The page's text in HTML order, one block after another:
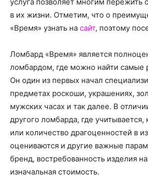
в их жизни. Отметим, что о
«Время» узнать на сайт, поэтому
Ломбард «Время» является
ломбардом, где можно найти самые
Он один из первых начал
предметах роскоши, украшениях,
мужских часах и так далее. В
другого ломбарда, где учитывается,
или количество драгоценностей в
оцениваются и другие важные
бренд, востребованность изделия
изначальная стоимость.